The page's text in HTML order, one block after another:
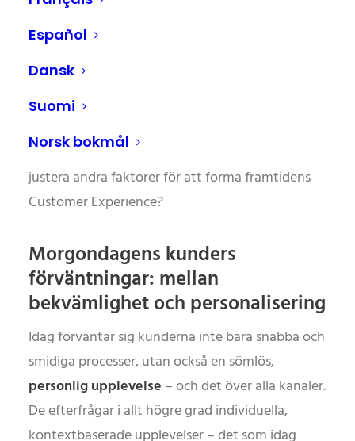
Español
Dansk
Suomi
Norsk bokmål
Customer Experience (CX) står inför en radikal
förändring. Fram till 2030 kommer ny teknik,
globala köpmönster att i grunden förändra hur
kunderna interagerar med varumärken. Men vad
innebär det konkret för stora livsmedelsföretag?
Behövs det verkligen fler verktyg – eller måste vi
justera andra faktorer för att forma framtidens
Customer Experience?
Morgondagens kunders
förväntningar: mellan
bekvämlighet och personalisering
Idag förväntar sig kunderna inte bara snabba och
smidiga processer, utan också en sömlös,
personlig upplevelse – och det över alla kanaler.
De efterfrågar i allt högre grad individuella,
kontextbaserade upplevelser – det som idag